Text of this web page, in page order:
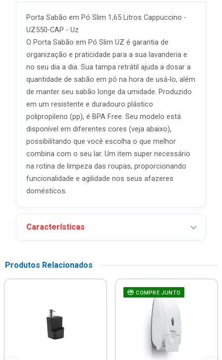
Porta Sabão em Pó Slim 1,65 Litros Cappuccino -
UZ550-CAP - Uz
O Porta Sabão em Pó Slim UZ é garantia de
organização e praticidade para a sua lavanderia e
no seu dia a dia. Sua tampa retrátil ajuda a dosar a
quantidade de sabão em pó na hora de usá-lo, além
de manter seu sabão longe da umidade. Produzido
em um resistente e duradouro plástico
polipropileno (pp), é BPA Free. Seu modelo está
disponível em diferentes cores (veja abaixo),
possibilitando que você escolha o que melhor
combina com o seu lar. Um item super necessário
na rotina de limpeza das roupas, proporcionando
funcionalidade e agilidade nos seus afazeres
domésticos.
Características
Produtos Relacionados
COMPRE JUNTO